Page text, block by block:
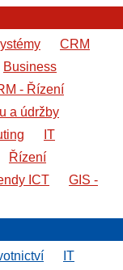
CRM
Business
- Řízení
a údržby
IT
Řízení
ICT
GIS -
IT